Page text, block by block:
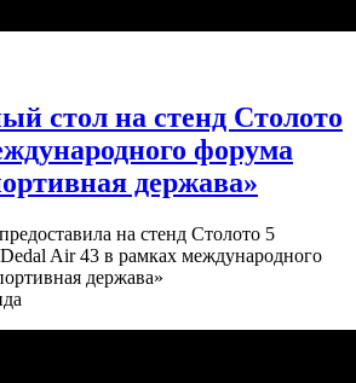
стол на стенд Столото
форума
держава»
на стенд Столото 5
Air 43 в рамках международного
держава»